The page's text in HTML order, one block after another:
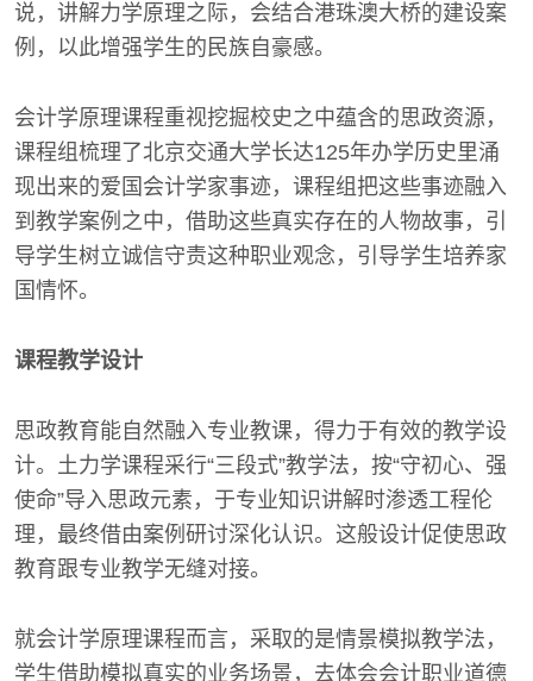
说，讲解力学原理之际，会结合港珠澳大桥的建设案
例，以此增强学生的民族自豪感。
会计学原理课程重视挖掘校史之中蕴含的思政资源，
课程组梳理了北京交通大学长达125年办学历史里涌
现出来的爱国会计学家事迹，课程组把这些事迹融入
到教学案例之中，借助这些真实存在的人物故事，引
导学生树立诚信守责这种职业观念，引导学生培养家
国情怀。
课程教学设计
思政教育能自然融入专业教课，得力于有效的教学设
计。土力学课程采行“三段式”教学法，按“守初心、强
使命”导入思政元素，于专业知识讲解时渗透工程伦
理，最终借由案例研讨深化认识。这般设计促使思政
教育跟专业教学无缝对接。
就会计学原理课程而言，采取的是情景模拟教学法，
学生借助模拟真实的业务场景，去体会会计职业道德